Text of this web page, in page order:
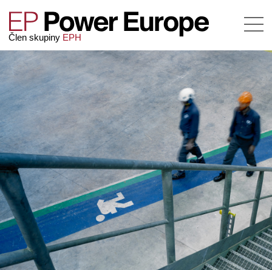
Člen skupiny EPH